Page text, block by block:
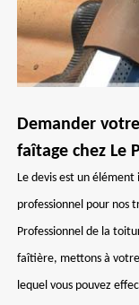
Demander
faîtage chez Le
Le devis est un
professionnel pour nos
Professionnel de la
faîtière, mettons à
lequel vous pouvez